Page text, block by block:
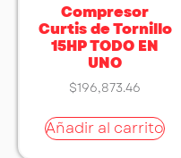
Compresor
Curtis de Tornillo
15HP TODO EN
UNO
$196,873.46
Añadir al carrito